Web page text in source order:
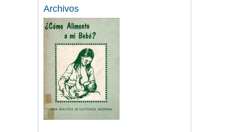
Archivos